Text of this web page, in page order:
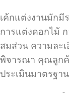
เค้กแต่งงานมักมี
การแต่งดอกไม้
สมส่วน ความละ
พิจารณา คุณลูกค้
ประเมินมาตรฐา